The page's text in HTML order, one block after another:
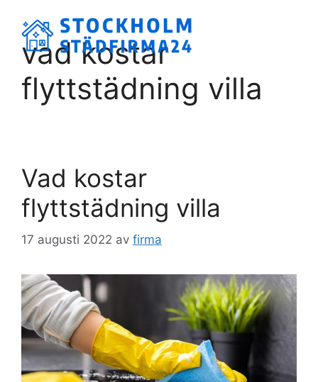
innehållvad kostar
flyttstädning villa
Vad kostar
flyttstädning villa
17 augusti 2022 av firma